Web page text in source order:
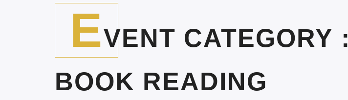
EVENT CATEGORY :
BOOK READING